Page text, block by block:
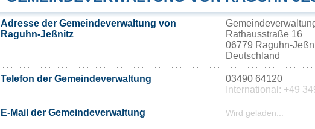
Adresse der Gemeindeverwaltung von
Raguhn-Jeßnitz
Rathausstraße 16
06779 Raguhn-
Deutschland
Telefon der Gemeindeverwaltung
03490 64120
International: +49
E-Mail der Gemeindeverwaltung Wird geladen...